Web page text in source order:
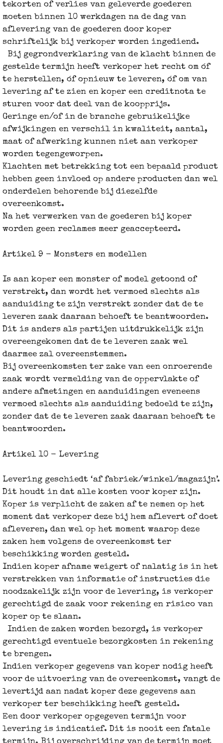
tekorten of verlies van geleverde goederen
moeten binnen 10 werkdagen na de dag van
aflevering van de goederen door koper
schriftelijk bij verkoper worden ingediend.
Bij gegrondverklaring van de klacht binnen de
gestelde termijn heeft verkoper het recht om óf
te herstellen, óf opnieuw te leveren, óf om van
levering af te zien en koper een creditnota te
sturen voor dat deel van de koopprijs.
Geringe en/of in de branche gebruikelijke
afwijkingen en verschil in kwaliteit, aantal,
maat of afwerking kunnen niet aan verkoper
worden tegengeworpen.
Klachten met betrekking tot een bepaald product
hebben geen invloed op andere producten dan wel
onderdelen behorende bij diezelfde
overeenkomst.
Na het verwerken van de goederen bij koper
worden geen reclames meer geaccepteerd.
Artikel 9 - Monsters en modellen
Is aan koper een monster of model getoond of
verstrekt, dan wordt het vermoed slechts als
aanduiding te zijn verstrekt zonder dat de te
leveren zaak daaraan behoeft te beantwoorden.
Dit is anders als partijen uitdrukkelijk zijn
overeengekomen dat de te leveren zaak wel
daarmee zal overeenstemmen.
Bij overeenkomsten ter zake van een onroerende
zaak wordt vermelding van de oppervlakte of
andere afmetingen en aanduidingen eveneens
vermoed slechts als aanduiding bedoeld te zijn,
zonder dat de te leveren zaak daaraan behoeft te
beantwoorden.
Artikel 10 - Levering
Levering geschiedt ‘af fabriek/winkel/magazijn’.
Dit houdt in dat alle kosten voor koper zijn.
Koper is verplicht de zaken af te nemen op het
moment dat verkoper deze bij hem aflevert of doet
afleveren, dan wel op het moment waarop deze
zaken hem volgens de overeenkomst ter
beschikking worden gesteld.
Indien koper afname weigert of nalatig is in het
verstrekken van informatie of instructies die
noodzakelijk zijn voor de levering, is verkoper
gerechtigd de zaak voor rekening en risico van
koper op te slaan.
Indien de zaken worden bezorgd, is verkoper
gerechtigd eventuele bezorgkosten in rekening
te brengen.
Indien verkoper gegevens van koper nodig heeft
voor de uitvoering van de overeenkomst, vangt de
levertijd aan nadat koper deze gegevens aan
verkoper ter beschikking heeft gesteld.
Een door verkoper opgegeven termijn voor
levering is indicatief. Dit is nooit een fatale